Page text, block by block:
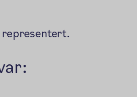
representert.